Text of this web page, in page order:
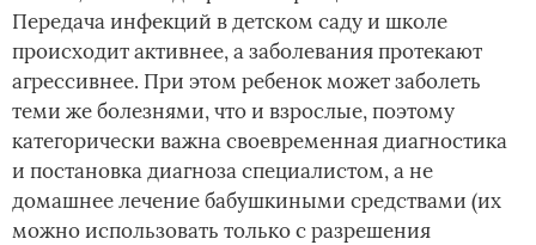
Передача инфекций в детском саду и школе
происходит активнее, а заболевания протекают
агрессивнее. При этом ребенок может заболеть
теми же болезнями, что и взрослые, поэтому
категорически важна своевременная диагностика
и постановка диагноза специалистом, а не
домашнее лечение бабушкиными средствами (их
можно использовать только с разрешения